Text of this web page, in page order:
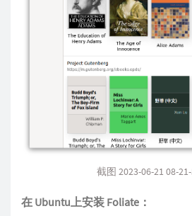
截图 2023-06-21 08-
在 Ubuntu上安装 Foliate：